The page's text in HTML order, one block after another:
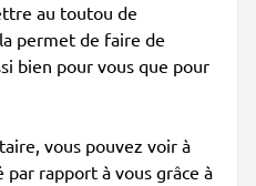
au toutou de
permet de faire de
bien pour vous que pour
vous pouvez voir à
rapport à vous grâce à